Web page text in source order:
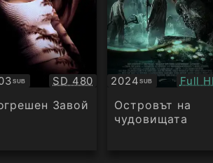
SUB Качество:
SD 480
Завой
2024SUB
Субтитри Full
Островът на
чудовищата